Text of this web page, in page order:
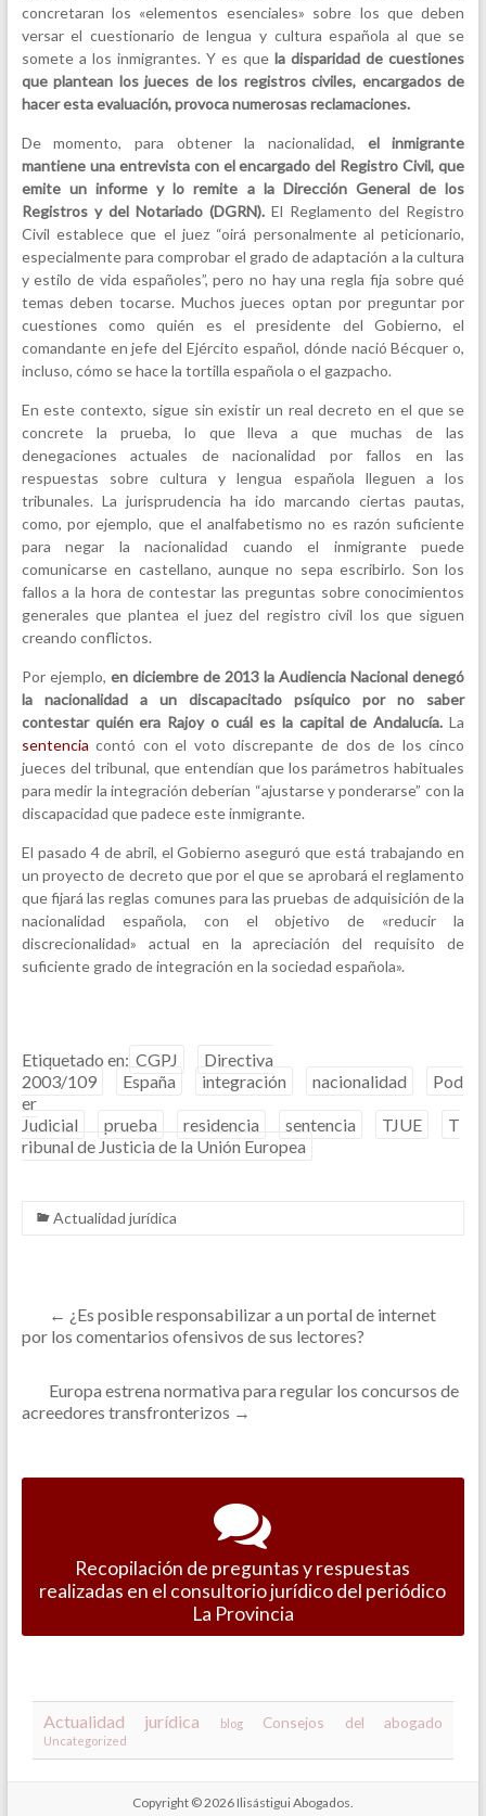
concretaran los «elementos esenciales» sobre los que deben
versar el cuestionario de lengua y cultura española al que se
somete a los inmigrantes. Y es quela disparidad de cuestiones
que plantean los jueces de los registros civiles, encargados de
hacer esta evaluación, provoca numerosas reclamaciones.
De momento, para obtener la nacionalidad, el inmigrante
mantiene una entrevista con el encargado del Registro Civil, que
emite un informe y lo remite a la Dirección General de los
Registros y del Notariado (DGRN).El Reglamento del Registro
Civil establece que el juez “oirá personalmente al peticionario,
especialmente para comprobar el grado de adaptación a la cultura
y estilo de vida españoles”, pero no hay una regla fija sobre qué
temas deben tocarse. Muchos jueces optan por preguntar por
cuestiones como quién es el presidente del Gobierno, el
comandante en jefe del Ejército español, dónde nació Bécquer o,
incluso, cómo se hace la tortilla española o el gazpacho.
En este contexto, sigue sin existir un real decreto en el que se
concrete la prueba, lo que lleva a que muchas de las
denegaciones actuales de nacionalidad por fallos en las
respuestas sobre cultura y lengua española lleguen a los
tribunales. La jurisprudencia ha ido marcando ciertas pautas,
como, por ejemplo, que el analfabetismo no es razón suficiente
para negar la nacionalidad cuando el inmigrante puede
comunicarse en castellano, aunque no sepa escribirlo. Son los
fallos a la hora de contestar las preguntas sobre conocimientos
generales que plantea el juez del registro civil los que siguen
creando conflictos.
Por ejemplo, en diciembre de 2013 la Audiencia Nacional denegó
la nacionalidad a un discapacitado psíquico por no saber
contestar quién era Rajoy o cuál es la capital de Andalucía. La
sentencia contó con el voto discrepante de dos de los cinco
jueces del tribunal, que entendían que los parámetros habituales
para medir la integración deberían “ajustarse y ponderarse” con la
discapacidad que padece este inmigrante.
El pasado 4 de abril, el Gobierno aseguró que está trabajando en
un proyecto de decreto que por el que se aprobará el reglamento
que fijará las reglas comunes para las pruebas de adquisición de la
nacionalidad española, con el objetivo de «reducir la
discrecionalidad» actual en la apreciación del requisito de
suficiente grado de integración en la sociedad española».
Etiquetado en: CGPJ
Directiva
2003/109
España integración nacionalidad
Pod
er
Judicial
prueba residencia sentencia TJUE
T
ribunal de Justicia de la Unión Europea
Actualidad jurídica
← ¿Es posible responsabilizar a un portal de internet
por los comentarios ofensivos de sus lectores?
Europa estrena normativa para regular los concursos de
acreedores transfronterizos →
Recopilación de preguntas y respuestas
realizadas en el consultorio jurídico del periódico
La Provincia
Actualidad jurídica blog Consejos del abogado
Uncategorized
Copyright © 2026 Ilisástigui Abogados